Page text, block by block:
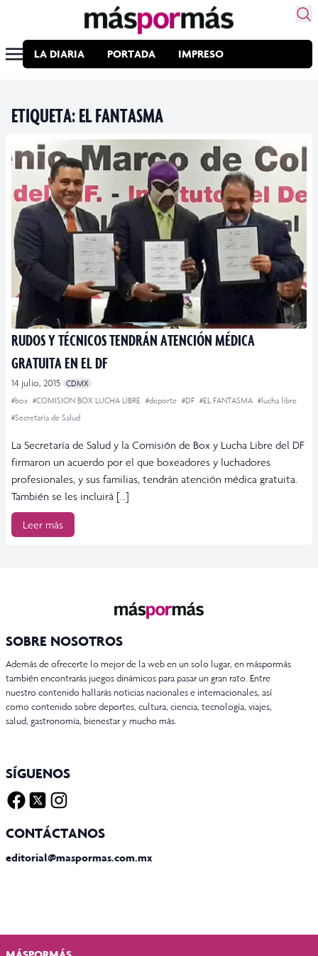
LA DIARIA PORTADA IMPRESO
ETIQUETA:EL FANTASMA
RUDOS Y TÉCNICOS TENDRÁN ATENCIÓN MÉDICA
GRATUITA EN EL DF
14 julio, 2015 CDMX
#box #COMISION BOX LUCHA LIBRE #deporte #DF #EL FANTASMA #lucha libre
#Secretaría de Salud
La Secretaría de Salud y la Comisión de Box y Lucha Libre del DF
firmaron un acuerdo por el que boxeadores y luchadores
profesionales, y sus familias, tendrán atención médica gratuita.
También se les incluirá […]
Leer más
SOBRE NOSOTROS
Además de ofrecerte lo mejor de la web en un solo lugar, en máspormás
también encontrarás juegos dinámicos para pasar un gran rato. Entre
nuestro contenido hallarás noticias nacionales e internacionales, así
como contenido sobre deportes, cultura, ciencia, tecnología, viajes,
salud, gastronomía, bienestar y mucho más.
SÍGUENOS
CONTÁCTANOS
editorial@maspormas.com.mx